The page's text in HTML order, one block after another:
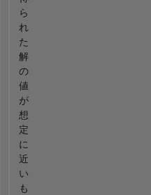
ら
れ
た
解
の
値
が
想
定
に
近
い
も